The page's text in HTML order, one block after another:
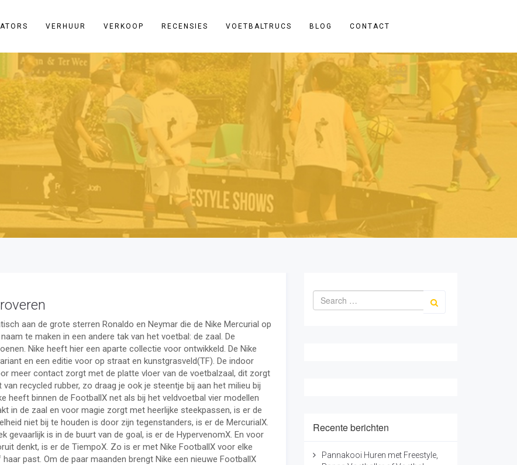
VERHUUR VERKOOP RECENSIES VOETBALTRUCS BLOG CONTACT
aan de grote sterren Ronaldo en Neymar die de Nike Mercurial op
te maken in een andere tak van het voetbal: de zaal. De
Nike heeft hier een aparte collectie voor ontwikkeld. De Nike
en een editie voor op straat en kunstgrasveld(TF). De indoor
meer contact zorgt met de platte vloer van de voetbalzaal, dit zorgt
recycled rubber, zo draag je ook je steentje bij aan het milieu bij
heeft binnen de FootballX net als bij het veldvoetbal vier modellen
in de zaal en voor magie zorgt met heerlijke steekpassen, is er de
niet bij te houden is door zijn tegenstanders, is er de MercurialX.
gevaarlijk is in de buurt van de goal, is er de HypervenomX. En voor
denkt, is er de TiempoX. Zo is er met Nike FootballX voor elke
past. Om de paar maanden brengt Nike een nieuwe FootballX
Recente berichten
Pannakooi Huren met Freestyle,